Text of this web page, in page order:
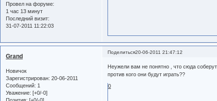
Провел на форуме:
1 час 13 минут
Последний визит:
31-07-2011 11:22:03
Поделиться20-06-2011 21:47:12
Grand
Новичок
Зарегистрирован: 20-06-2011
Сообщений: 1
Уважение: [+0/-0]
Неужели вам не понятно , что сюда
против кого они будут играть??
0